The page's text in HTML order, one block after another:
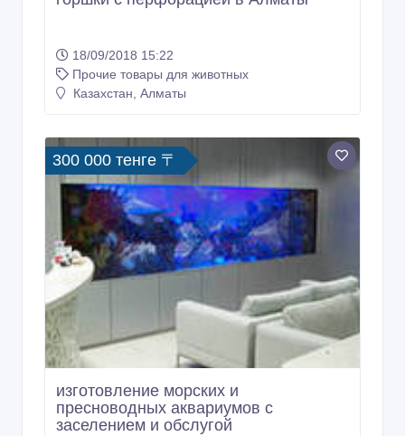
18/09/2018 15:22
Прочие товары для животных
Казахстан, Алматы
300 000 тенге 〒
изготовление морских и
пресноводных аквариумов с
заселением и обслугой